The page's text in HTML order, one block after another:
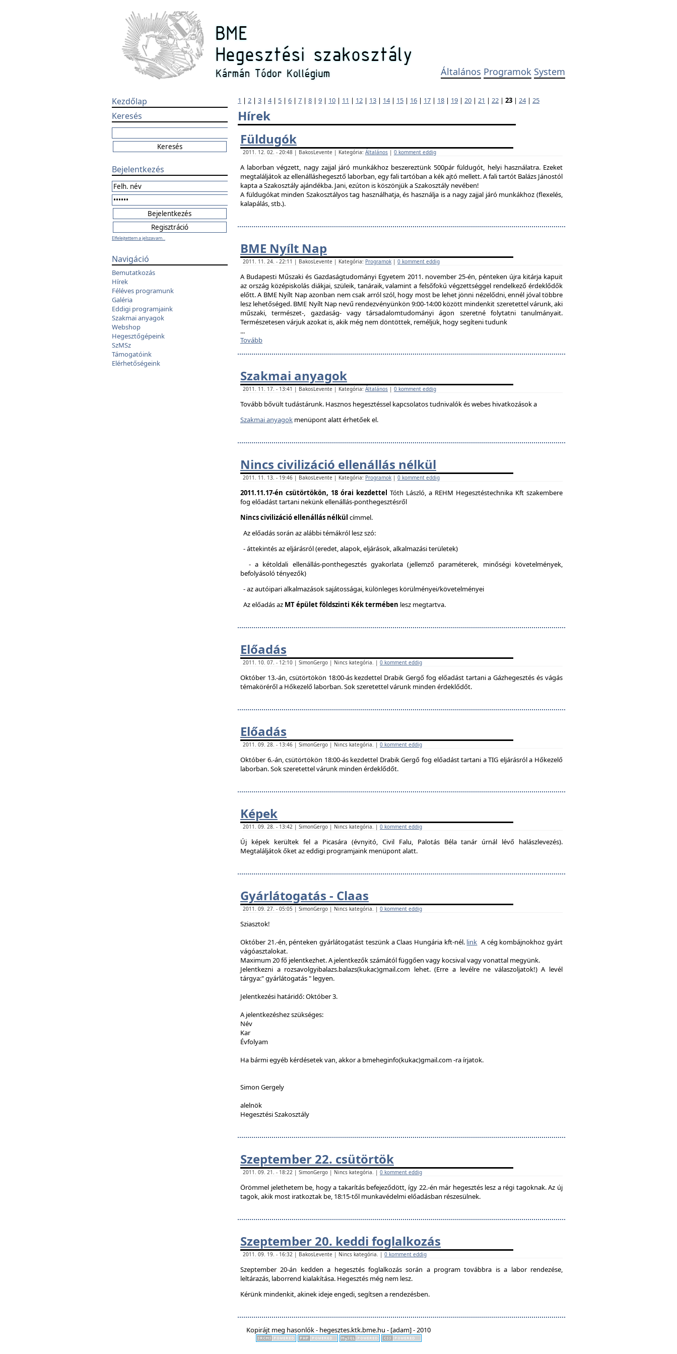
Általános Programok System
Kezdőlap
Keresés
Bejelentkezés
Elfelejtettem a jelszavam...
Navigáció
Bemutatkozás
Hírek
Féléves programunk
Galéria
Eddigi programjaink
Szakmai anyagok
Webshop
Hegesztőgépeink
SzMSz
Támogatóink
Elérhetőségeink
1 | 2 | 3 | 4| 5 | 6 | 7 | 8 | 9 | 10 | 11 | 12 | 13 | 14| 15 | 16 | 17 | 18 | 19 | 20 | 21 | 22 | 23 | 24| 25
Hírek
Füldugók
2011. 12. 02. - 20:48 | BakosLevente | Kategória: Általános | 0 komment eddig
A laborban végzett, nagy zajjal járó munkákhoz beszereztünk 500pár füldugót, helyi használatra. Ezeket
megtaláljátok az ellenálláshegesztő laborban, egy fali tartóban a kék ajtó mellett. A fali tartót Balázs Jánostól
kapta a Szakosztály ajándékba. Jani, ezúton is köszönjük a Szakosztály nevében!
A füldugókat minden Szakosztályos tag használhatja, és használja is a nagy zajjal járó munkákhoz (flexelés,
kalapálás, stb.).
BME Nyílt Nap
2011. 11. 24. - 22:11 | BakosLevente | Kategória: Programok | 0 komment eddig
A Budapesti Műszaki és Gazdaságtudományi Egyetem 2011. november 25-én, pénteken újra kitárja kapuit
az ország középiskolás diákjai, szüleik, tanáraik, valamint a felsőfokú végzettséggel rendelkező érdeklődők
előtt. A BME Nyílt Nap azonban nem csak arról szól, hogy most be lehet jönni nézelődni, ennél jóval többre
lesz lehetőséged. BME Nyílt Nap nevű rendezvényünkön 9:00-14:00 között mindenkit szeretettel várunk, aki
műszaki, természet-, gazdaság- vagy társadalomtudományi ágon szeretné folytatni tanulmányait.
Természetesen várjuk azokat is, akik még nem döntöttek, reméljük, hogy segíteni tudunk
...
Tovább
Szakmai anyagok
2011. 11. 17. - 13:41 | BakosLevente | Kategória: Általános | 0 komment eddig
Tovább bővült tudástárunk. Hasznos hegesztéssel kapcsolatos tudnivalók és webes hivatkozások a
Szakmai anyagok menüpont alatt érhetőek el.
Nincs civilizáció ellenállás nélkül
2011. 11. 13. - 19:46 | BakosLevente | Kategória: Programok | 0 komment eddig
2011.11.17-én csütörtökön, 18 órai kezdettel Tóth László, a REHM Hegesztéstechnika Kft szakembere
fog előadást tartani nekünk ellenállás-ponthegesztésről
Nincs civilizáció ellenállás nélkül címmel.
Az előadás során az alábbi témákról lesz szó:
- áttekintés az eljárásról (eredet, alapok, eljárások, alkalmazási területek)
- a kétoldali ellenállás-ponthegesztés gyakorlata (jellemző paraméterek, minőségi követelmények,
befolyásoló tényezők)
- az autóipari alkalmazások sajátosságai, különleges körülményei/követelményei
Az előadás az MT épület földszinti Kék termében lesz megtartva.
Előadás
2011. 10. 07. - 12:10 | SimonGergo | Nincs kategória. | 0 komment eddig
Október 13.-án, csütörtökön 18:00-ás kezdettel Drabik Gergő fog előadást tartani a Gázhegesztés és vágás
témaköréről a Hőkezelő laborban. Sok szeretettel várunk minden érdeklődőt.
Előadás
2011. 09. 28. - 13:46 | SimonGergo | Nincs kategória. | 0 komment eddig
Október 6.-án, csütörtökön 18:00-ás kezdettel Drabik Gergő fog előadást tartani a TIG eljárásról a Hőkezelő
laborban. Sok szeretettel várunk minden érdeklődőt.
Képek
2011. 09. 28. - 13:42 | SimonGergo | Nincs kategória. | 0 komment eddig
Új képek kerültek fel a Picasára (évnyitó, Civil Falu, Palotás Béla tanár úrnál lévő halászlevezés).
Megtaláljátok őket az eddigi programjaink menüpont alatt.
Gyárlátogatás - Claas
2011. 09. 27. - 05:05 | SimonGergo | Nincs kategória. | 0 komment eddig
Sziasztok!
Október 21.-én, pénteken gyárlátogatást teszünk a Claas Hungária kft-nél. link A cég kombájnokhoz gyárt
vágóasztalokat.
Maximum 20 fő jelentkezhet. A jelentkezők számától függően vagy kocsival vagy vonattal megyünk.
Jelentkezni a rozsavolgyibalazs.balazs(kukac)gmail.com lehet. (Erre a levélre ne válaszoljatok!) A levél
tárgya:" gyárlátogatás " legyen.
Jelentkezési határidő: Október 3.
A jelentkezéshez szükséges:
Név
Kar
Évfolyam
Ha bármi egyéb kérdésetek van, akkor a bmeheginfo(kukac)gmail.com -ra írjatok.
Simon Gergely
alelnök
Hegesztési Szakosztály
Szeptember 22. csütörtök
2011. 09. 21. - 18:22 | SimonGergo | Nincs kategória. | 0 komment eddig
Örömmel jelethetem be, hogy a takarítás befejeződött, így 22.-én már hegesztés lesz a régi tagoknak. Az új
tagok, akik most iratkoztak be, 18:15-től munkavédelmi előadásban részesülnek.
Szeptember 20. keddi foglalkozás
2011. 09. 19. - 16:32 | BakosLevente | Nincs kategória. | 0 komment eddig
Szeptember 20-án kedden a hegesztés foglalkozás során a program továbbra is a labor rendezése,
leltárazás, laborrend kialakítása. Hegesztés még nem lesz.
Kérünk mindenkit, akinek ideje engedi, segítsen a rendezésben.
Kopirájt meg hasonlók - hegesztes.ktk.bme.hu - [adam] - 2010